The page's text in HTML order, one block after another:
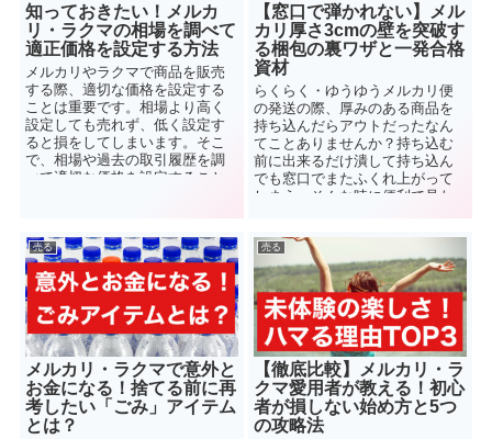
知っておきたい！メルカ
リ・ラクマの相場を調べて
適正価格を設定する方法
メルカリやラクマで商品を販売
する際、適切な価格を設定する
ことは重要です。相場より高く
設定しても売れず、低く設定す
ると損をしてしまいます。そこ
で、相場や過去の取引履歴を調
べて適切な価格を設定すること
【窓口で弾かれない】メル
カリ厚さ3cmの壁を突破す
る梱包の裏ワザと一発合格
資材
らくらく・ゆうゆうメルカリ便
の発送の際、厚みのある商品を
持ち込んだらアウトだったなん
てことありませんか？持ち込む
前に出来るだけ潰して持ち込ん
でも窓口でまたふくれ上がって
しまう。そんな時に便利で見た
売る
メルカリ・ラクマで意外と
お金になる！捨てる前に再
考したい「ごみ」アイテム
とは？
売る
【徹底比較】メルカリ・ラ
クマ愛用者が教える！初心
者が損しない始め方と5つ
の攻略法